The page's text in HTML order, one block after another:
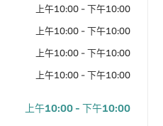
上午10:00 - 下午10:00
上午10:00 - 下午10:00
上午10:00 - 下午10:00
上午10:00 - 下午10:00
上午10:00 - 下午10:00